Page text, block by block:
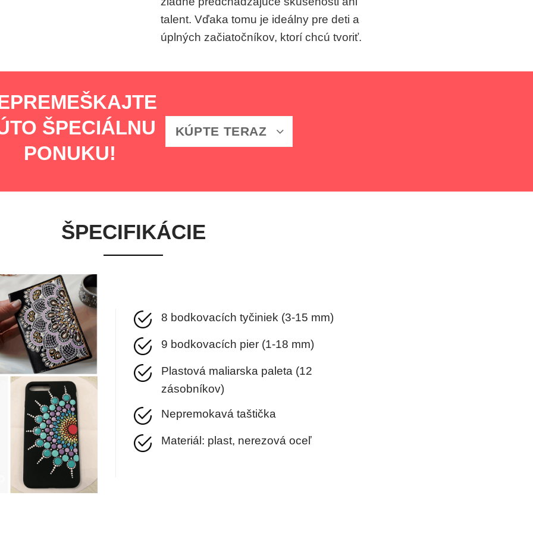
talent. Vďaka tomu je ideálny pre deti a
úplných začiatočníkov, ktorí chcú tvoriť.
ŠPECIÁLNU
PONUKU!
KÚPTE TERAZ
ŠPECIFIKÁCIE
8 bodkovacích tyčiniek (3-15 mm)
9 bodkovacích pier (1-18 mm)
Plastová maliarska paleta (12
zásobníkov)
Nepremokavá taštička
Materiál: plast, nerezová oceľ